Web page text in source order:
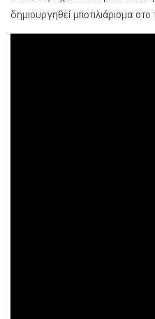
δημιουργηθεί μποτιλιάρισμα στο